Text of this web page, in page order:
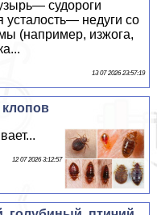
судороги
недуги со
(например, изжога,
13 07 2026 23:57:19
клопов
12 07 2026 3:12:57